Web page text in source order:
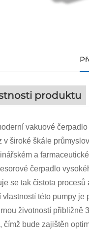
produktu
vakuové
v široké škále
a
čerpadlo
se tak čistota procesů
vlastností této pumpy
životností přibližně
čímž bude zajištěn